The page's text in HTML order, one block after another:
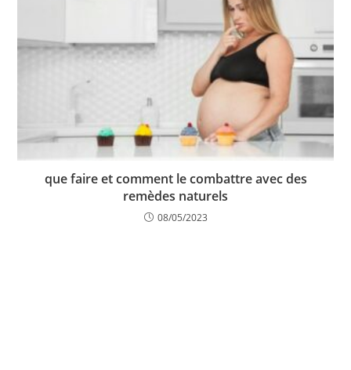
que faire et comment le combattre avec des
remèdes naturels
08/05/2023